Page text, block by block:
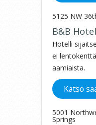
5125 NW
B&B
Hotelli
ei
aamiaista.
Katso
5001
Springs